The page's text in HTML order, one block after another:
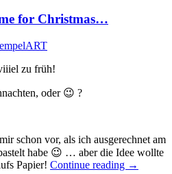
for Christmas…
zu früh!
oder 😉 ?
schon vor, als ich ausgerechnet am
habe 😉 … aber die Idee wollte
Papier! Continue reading „Auto
→